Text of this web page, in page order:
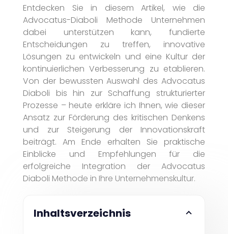
Entdecken Sie in diesem Artikel, wie die
Advocatus-Diaboli Methode Unternehmen
dabei unterstützen kann, fundierte
Entscheidungen zu treffen, innovative
Lösungen zu entwickeln und eine Kultur der
kontinuierlichen Verbesserung zu etablieren.
Von der bewussten Auswahl des Advocatus
Diaboli bis hin zur Schaffung strukturierter
Prozesse – heute erkläre ich Ihnen, wie dieser
Ansatz zur Förderung des kritischen Denkens
und zur Steigerung der Innovationskraft
beiträgt. Am Ende erhalten Sie praktische
Einblicke und Empfehlungen für die
erfolgreiche Integration der Advocatus
Diaboli Methode in Ihre Unternehmenskultur.
Inhaltsverzeichnis